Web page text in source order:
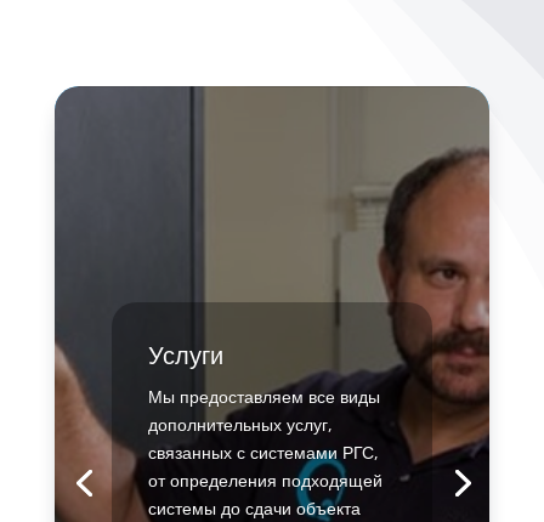
Услуги
Мы предоставляем все виды
дополнительных услуг,
связанных с системами РГС,
от определения подходящей
системы до сдачи объекта